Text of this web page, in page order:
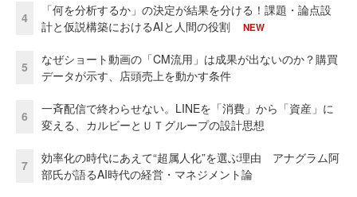
4
「何を分析するか」の決定が結果を分ける！課題・論点設
計と仮説構築におけるAIと人間の役割
NEW
5
なぜショート動画の「CM流用」は成果が出ないのか？購買
データが示す、店頭売上を動かす条件
6
一斉配信で終わらせない。LINEを「消費」から「資産」に
変える、カルビーとＵＴグループの設計思想
7
効率化の時代にあえて“超属人化”を選ぶ理由 アナグラム阿
部氏が語るAI時代の経営・マネジメント論